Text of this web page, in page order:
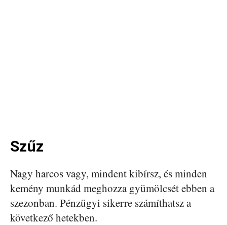
Szűz
Nagy harcos vagy, mindent kibírsz, és minden
kemény munkád meghozza gyümölcsét ebben a
szezonban. Pénzügyi sikerre számíthatsz a
következő hetekben.